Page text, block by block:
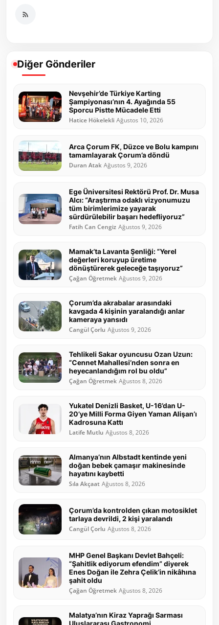
Diğer Gönderiler
Nevşehir’de Türkiye Karting
Şampiyonası’nın 4. Ayağında 55
Sporcu Pistte Mücadele Etti
Hatice Hökelekli Ağustos 10, 2026
Arca Çorum FK, Düzce ve Bolu kampını
tamamlayarak Çorum’a döndü
Duran Atak Ağustos 9, 2026
Ege Üniversitesi Rektörü Prof. Dr. Musa
Alcı: “Araştırma odaklı vizyonumuzu
tüm birimlerimize yayarak
sürdürülebilir başarı hedefliyoruz”
Fatih Can Cengiz Ağustos 9, 2026
Mamak’ta Lavanta Şenliği: “Yerel
değerleri koruyup üretime
dönüştürerek geleceğe taşıyoruz”
Çağan Öğretmek Ağustos 9, 2026
Çorum’da akrabalar arasındaki
kavgada 4 kişinin yaralandığı anlar
kameraya yansıdı
Cangül Çorlu Ağustos 9, 2026
Tehlikeli Sakar oyuncusu Ozan Uzun:
“Cennet Mahallesi’nden sonra en
heyecanlandığım rol bu oldu”
Çağan Öğretmek Ağustos 8, 2026
Yukatel Denizli Basket, U-16’dan U-
20’ye Milli Forma Giyen Yaman Alişan’ı
Kadrosuna Kattı
Latife Mutlu Ağustos 8, 2026
Almanya’nın Albstadt kentinde yeni
doğan bebek çamaşır makinesinde
hayatını kaybetti
Sıla Akçaat Ağustos 8, 2026
Çorum’da kontrolden çıkan motosiklet
tarlaya devrildi, 2 kişi yaralandı
Cangül Çorlu Ağustos 8, 2026
MHP Genel Başkanı Devlet Bahçeli:
“Şahitlik ediyorum efendim” diyerek
Enes Doğan ile Zehra Çelik’in nikâhına
şahit oldu
Çağan Öğretmek Ağustos 8, 2026
Malatya’nın Kiraz Yaprağı Sarması
Uluslararası Gastronomi